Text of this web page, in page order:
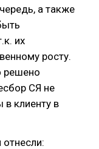
а также
их
росту.
решено
СЯ не
клиенту в